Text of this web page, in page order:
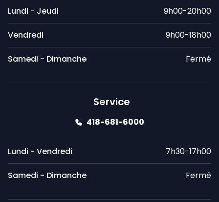
Lundi - Jeudi 9h00-20h00
Vendredi 9h00-18h00
Samedi - Dimanche Fermé
Service
418-681-6000
Lundi - Vendredi 7h30-17h00
Samedi - Dimanche Fermé